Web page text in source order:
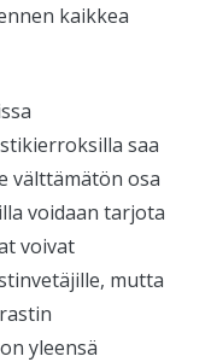
kaikkea
saa
välttämätön osa
voidaan tarjota
voivat
mutta
yleensä